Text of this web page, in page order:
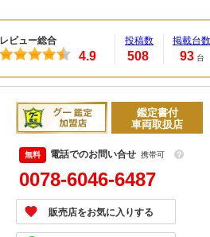
レビュー総合
4.9
投稿数
508
掲載台数
93 台
鑑定書付
車両取扱店
電話でのお問い合せ 携帯可 ？
0078-6046-6487
販売店をお気に入りする